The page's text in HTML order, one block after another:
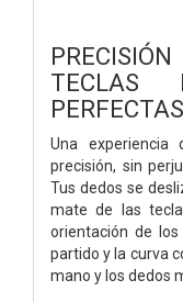
TECLAS
PERFECTAS
Una
precisión, sin
Tus dedos se
mate de las
orientación de
partido y la curva
mano y los dedos